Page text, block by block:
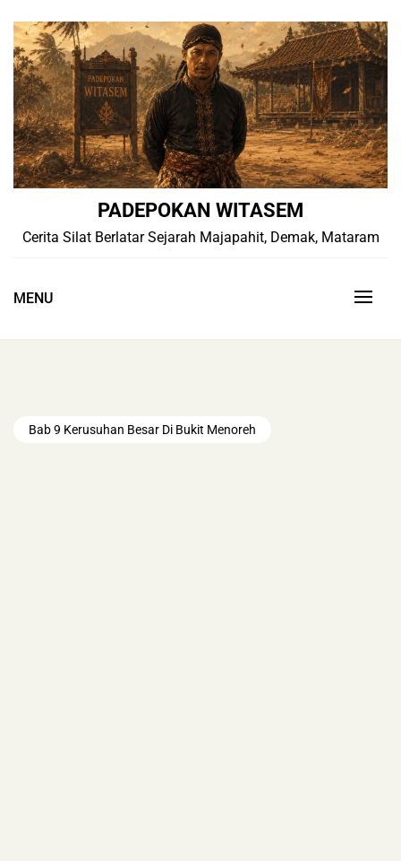
content
PADEPOKAN WITASEM
Cerita Silat Berlatar Sejarah Majapahit, Demak, Mataram
MENU
Bab 9 Kerusuhan Besar Di Bukit Menoreh